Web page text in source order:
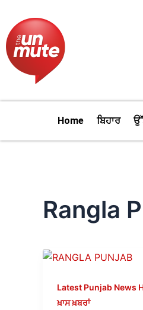
content
Home ਬਿਹਾਰ
Rangla
Latest Punjab News
ਖ਼ਾਸ ਖ਼ਬਰਾਂ